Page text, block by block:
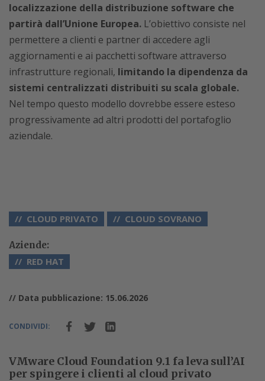
localizzazione della distribuzione software che
partirà dall’Unione Europea. L’obiettivo consiste nel
permettere a clienti e partner di accedere agli
aggiornamenti e ai pacchetti software attraverso
infrastrutture regionali, limitando la dipendenza da
sistemi centralizzati distribuiti su scala globale.
Nel tempo questo modello dovrebbe essere esteso
progressivamente ad altri prodotti del portafoglio
aziendale.
CLOUD PRIVATO CLOUD SOVRANO
Aziende:
RED HAT
// Data pubblicazione: 15.06.2026
CONDIVIDI:
VMware Cloud Foundation 9.1 fa leva sull’AI
per spingere i clienti al cloud privato